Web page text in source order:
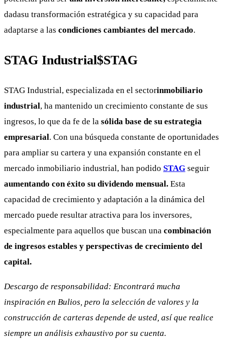
dadasu transformación estratégica y su capacidad para
adaptarse a las condiciones cambiantes del mercado.
STAG Industrial$STAG
STAG Industrial, especializada en el sectorinmobiliario
industrial, ha mantenido un crecimiento constante de sus
ingresos, lo que da fe de la sólida base de su estrategia
empresarial. Con una búsqueda constante de oportunidades
para ampliar su cartera y una expansión constante en el
mercado inmobiliario industrial, han podido STAG seguir
aumentando con éxito su dividendo mensual. Esta
capacidad de crecimiento y adaptación a la dinámica del
mercado puede resultar atractiva para los inversores,
especialmente para aquellos que buscan una combinación
de ingresos estables y perspectivas de crecimiento del
capital.
Descargo de responsabilidad: Encontrará mucha
inspiración en Bulios, pero la selección de valores y la
construcción de carteras depende de usted, así que realice
siempre un análisis exhaustivo por su cuenta.